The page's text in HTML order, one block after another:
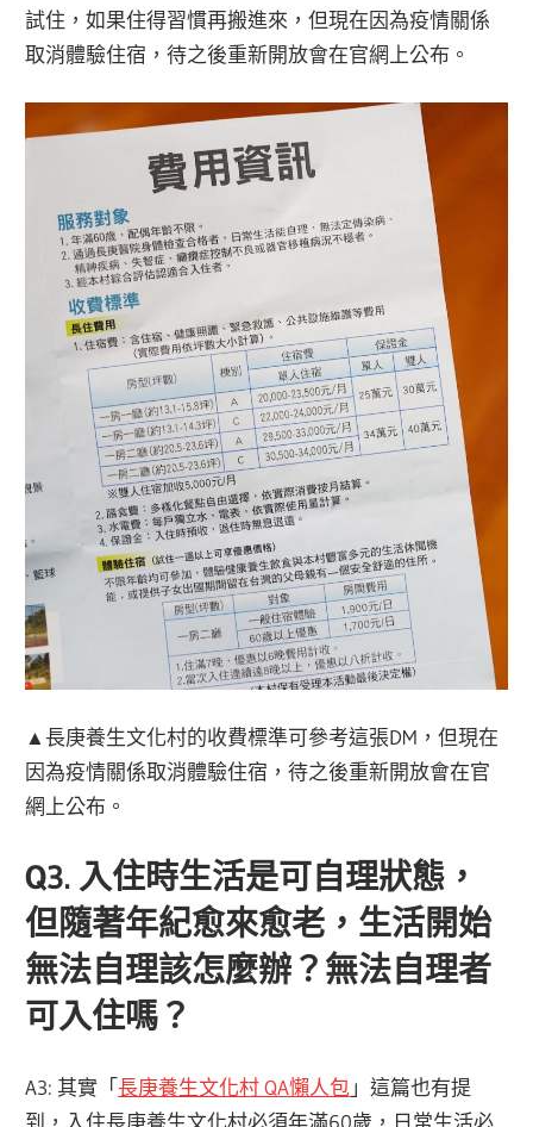
試住，如果住得習慣再搬進來，但現在因為疫情關係
取消體驗住宿，待之後重新開放會在官網上公布。
▲長庚養生文化村的收費標準可參考這張DM，但現在
因為疫情關係取消體驗住宿，待之後重新開放會在官
網上公布。
Q3. 入住時生活是可自理狀態，
但隨著年紀愈來愈老，生活開始
無法自理該怎麼辦？無法自理者
可入住嗎？
A3: 其實「長庚養生文化村 QA懶人包」這篇也有提